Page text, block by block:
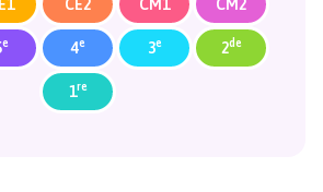
CE2 CM1 CM2
e 4e 3e 2de
1re